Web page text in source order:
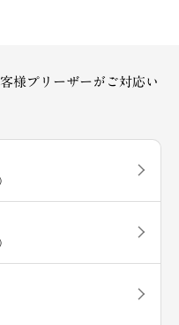
様プリーザーがご対応い